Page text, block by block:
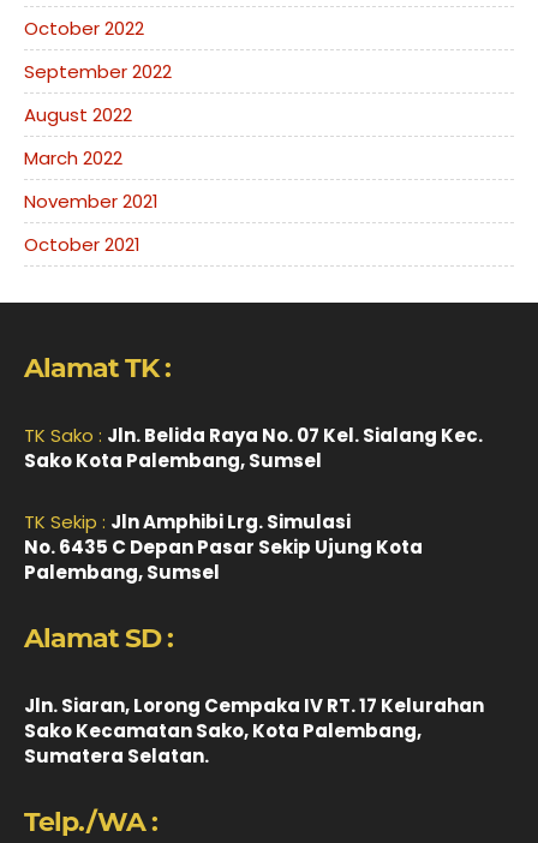
October 2022
September 2022
August 2022
March 2022
November 2021
October 2021
Alamat TK :
TK Sako : Jln. Belida Raya No. 07 Kel. Sialang Kec.
Sako Kota Palembang, Sumsel
TK Sekip : Jln Amphibi Lrg. Simulasi
No. 6435 C Depan Pasar Sekip Ujung Kota
Palembang, Sumsel
Alamat SD :
Jln. Siaran, Lorong Cempaka IV RT. 17 Kelurahan
Sako Kecamatan Sako, Kota Palembang,
Sumatera Selatan.
Telp./WA :